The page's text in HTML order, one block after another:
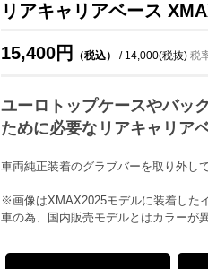
リアキャリアベース
15,400円 （税込） / 14,000(税抜) 税
ユーロトップケースやバッ
ために必要なリアキャリア
車両純正装着のグラブバーを取り外し
※画像はXMAX2025モデルに装着した
車の為、国内販売モデルとはカラーが